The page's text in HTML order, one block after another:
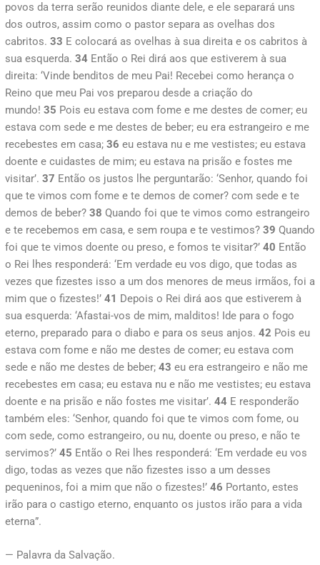
povos da terra serão reunidos diante dele, e ele separará uns
dos outros, assim como o pastor separa as ovelhas dos
cabritos. 33 E colocará as ovelhas à sua direita e os cabritos à
sua esquerda. 34 Então o Rei dirá aos que estiverem à sua
direita: ‘Vinde benditos de meu Pai! Recebei como herança o
Reino que meu Pai vos preparou desde a criação do
mundo! 35 Pois eu estava com fome e me destes de comer; eu
estava com sede e me destes de beber; eu era estrangeiro e me
recebestes em casa; 36 eu estava nu e me vestistes; eu estava
doente e cuidastes de mim; eu estava na prisão e fostes me
visitar’. 37 Então os justos lhe perguntarão: ‘Senhor, quando foi
que te vimos com fome e te demos de comer? com sede e te
demos de beber? 38 Quando foi que te vimos como estrangeiro
e te recebemos em casa, e sem roupa e te vestimos? 39 Quando
foi que te vimos doente ou preso, e fomos te visitar?’ 40 Então
o Rei lhes responderá: ‘Em verdade eu vos digo, que todas as
vezes que fizestes isso a um dos menores de meus irmãos, foi a
mim que o fizestes!’ 41 Depois o Rei dirá aos que estiverem à
sua esquerda: ‘Afastai-vos de mim, malditos! Ide para o fogo
eterno, preparado para o diabo e para os seus anjos. 42 Pois eu
estava com fome e não me destes de comer; eu estava com
sede e não me destes de beber; 43 eu era estrangeiro e não me
recebestes em casa; eu estava nu e não me vestistes; eu estava
doente e na prisão e não fostes me visitar’. 44 E responderão
também eles: ‘Senhor, quando foi que te vimos com fome, ou
com sede, como estrangeiro, ou nu, doente ou preso, e não te
servimos?’ 45 Então o Rei lhes responderá: ‘Em verdade eu vos
digo, todas as vezes que não fizestes isso a um desses
pequeninos, foi a mim que não o fizestes!’ 46 Portanto, estes
irão para o castigo eterno, enquanto os justos irão para a vida
eterna”.
— Palavra da Salvação.